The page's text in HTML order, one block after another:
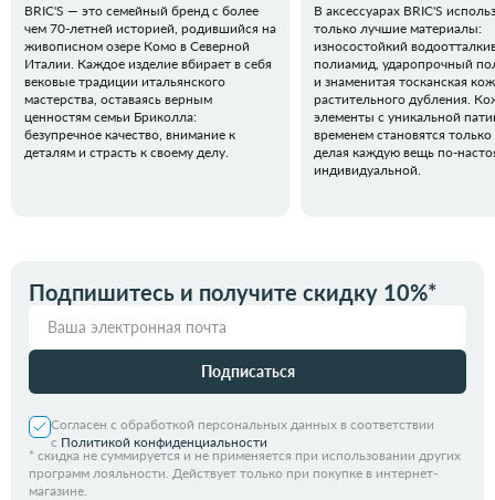
BRIC'S — это семейный бренд с более
чем 70-летней историей, родившийся на
живописном озере Комо в Северной
Италии. Каждое изделие вбирает в себя
вековые традиции итальянского
мастерства, оставаясь верным
ценностям семьи Бриколла:
безупречное качество, внимание к
деталям и страсть к своему делу.
В аксессуарах BRIC'S
только лучшие материалы:
износостойкий
полиамид, ударопрочный
и знаменитая тосканская
растительного дубления.
элементы с уникальной
временем становятся только
делая каждую вещь по-
индивидуальной.
Подпишитесь и получите скидку 10%*
Подписаться
Согласен с обработкой персональных данных в соответствии
с Политикой конфиденциальности
* скидка не суммируется и не применяется при использовании других
программ лояльности. Действует только при покупке в интернет-
магазине.